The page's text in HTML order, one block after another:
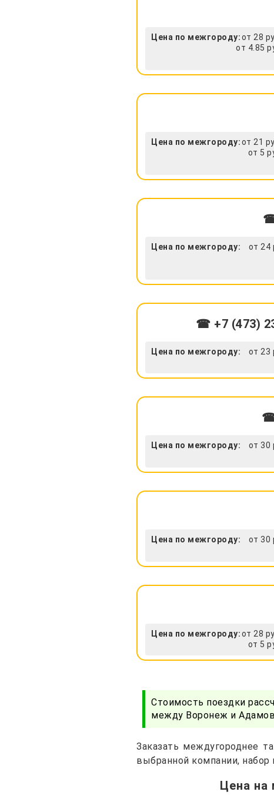
Цена по межгороду:от 28
от 4.85
Цена по межгороду:от 21
от 5
☎
Цена по межгороду: от 24
☎ +7 (473)
Цена по межгороду: от 23
☎
Цена по межгороду: от 30
Цена по межгороду: от 30
Цена по межгороду:от 28
от 5
Стоимость поездки
между Воронеж и
Заказать междугороднее
выбранной компании, набор
Цена на